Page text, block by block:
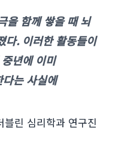
을 함께 쌓을 때 뇌
다. 이러한 활동들이
년에 이미
는 사실에
블린 심리학과 연구진